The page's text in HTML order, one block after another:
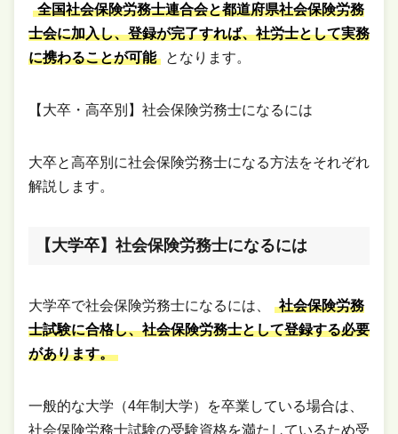
全国社会保険労務士連合会と都道府県社会保険労務
士会に加入し、登録が完了すれば、社労士として実務
に携わることが可能
となります。
【大卒・高卒別】社会保険労務士になるには
大卒と高卒別に社会保険労務士になる方法をそれぞれ
解説します。
【大学卒】社会保険労務士になるには
大学卒で社会保険労務士になるには、
社会保険労務
士試験に合格し、社会保険労務士として登録する必要
があります。
一般的な大学（4年制大学）を卒業している場合は、
社会保険労務士試験の受験資格を満たしているため受